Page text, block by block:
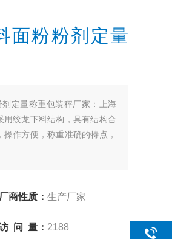
面粉粉剂定量
定量称重包装秤厂家：上海
绞龙下料结构，具有结构合
作方便，称重准确的特点，
厂商性质：生产厂家
问 量： 2188